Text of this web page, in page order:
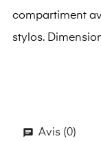
compartiment
stylos.
Avis (0)